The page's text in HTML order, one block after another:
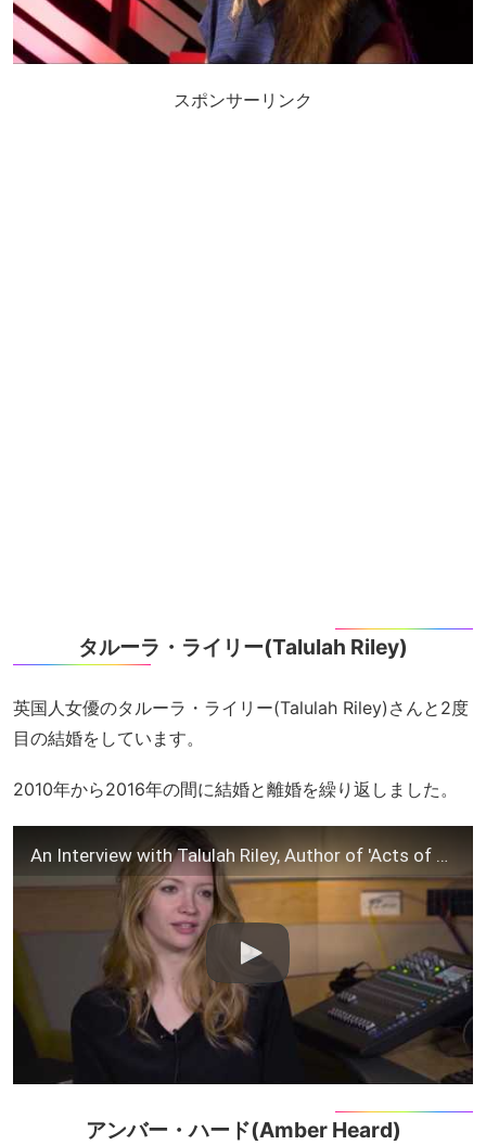
スポンサーリンク
タルーラ・ライリー(Talulah Riley)
英国人女優のタルーラ・ライリー(Talulah Riley)さんと2度
目の結婚をしています。
2010年から2016年の間に結婚と離婚を繰り返しました。
An Interview with Talulah Riley, Author of 'Acts of Love'
アンバー・ハード(Amber Heard)